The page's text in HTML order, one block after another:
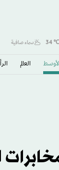
℃
34 سماء صافية
العالم